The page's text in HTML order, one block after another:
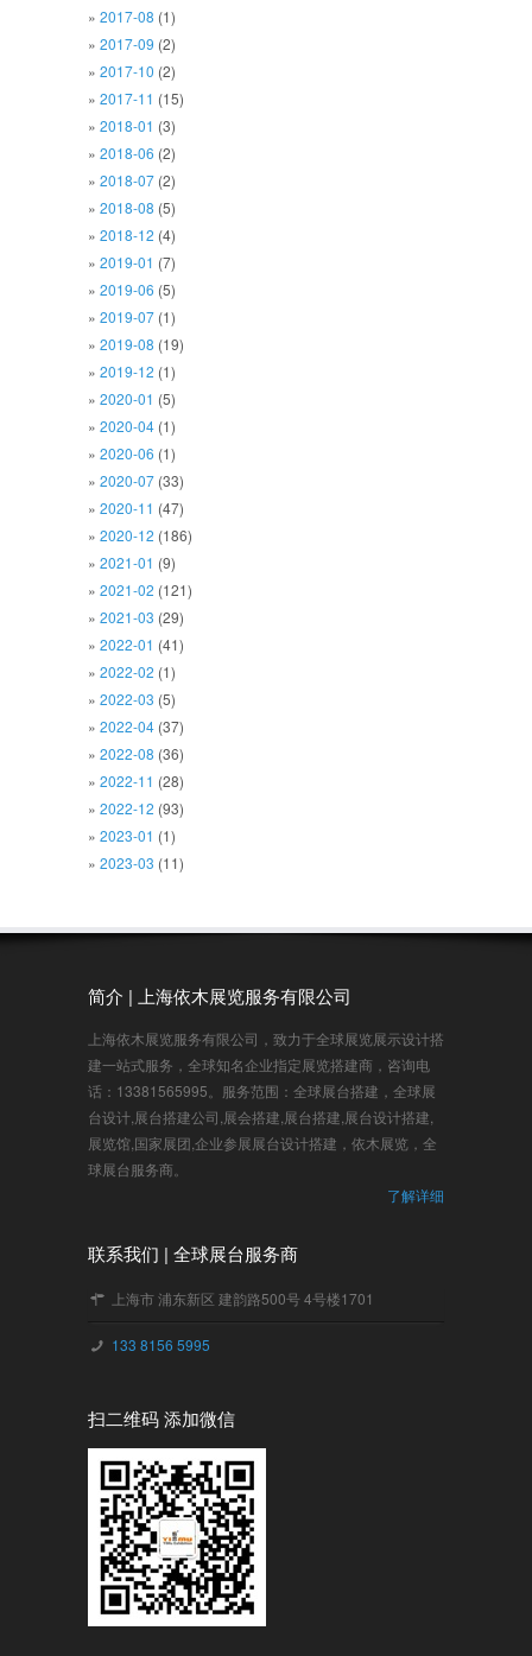
2017-08 (1)
2017-09 (2)
2017-10 (2)
2017-11 (15)
2018-01 (3)
2018-06 (2)
2018-07 (2)
2018-08 (5)
2018-12 (4)
2019-01 (7)
2019-06 (5)
2019-07 (1)
2019-08 (19)
2019-12 (1)
2020-01 (5)
2020-04 (1)
2020-06 (1)
2020-07 (33)
2020-11 (47)
2020-12 (186)
2021-01 (9)
2021-02 (121)
2021-03 (29)
2022-01 (41)
2022-02 (1)
2022-03 (5)
2022-04 (37)
2022-08 (36)
2022-11 (28)
2022-12 (93)
2023-01 (1)
2023-03 (11)
简介 | 上海依木展览服务有限公司
上海依木展览服务有限公司，致力于全球展览展示设计搭
建一站式服务，全球知名企业指定展览搭建商，咨询电
话：13381565995。服务范围：全球展台搭建，全球展
台设计,展台搭建公司,展会搭建,展台搭建,展台设计搭建,
展览馆,国家展团,企业参展展台设计搭建，依木展览，全
球展台服务商。
了解详细
联系我们 | 全球展台服务商
上海市 浦东新区 建韵路500号 4号楼1701
133 8156 5995
扫二维码 添加微信